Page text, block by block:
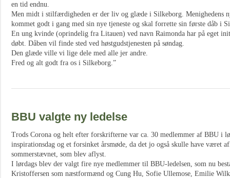
en tid endnu.
Men midt i stilfærdigheden er der liv og glæde i Silkeborg. Menighedens
kommet godt i gang med sin nye tjeneste og skal forrette sin første dåb i
En ung kvinde (oprindelig fra Litauen) ved navn Raimonda har på eget
døbt. Dåben vil finde sted ved høstgudstjenesten på søndag.
Den glæde ville vi lige dele med alle jer andre.
Fred og alt godt fra os i Silkeborg.”
BBU valgte ny ledelse
Trods Corona og helt efter forskrifterne var ca. 30 medlemmer af BBU i
inspirationsdag og et forsinket årsmøde, da det jo også skulle have været
sommerstævnet, som blev aflyst.
I lørdags blev der valgt fire nye medlemmer til BBU-ledelsen, som nu
Kristoffersen som næstformænd og Cung Hu, Sofie Ullemose, Emilie